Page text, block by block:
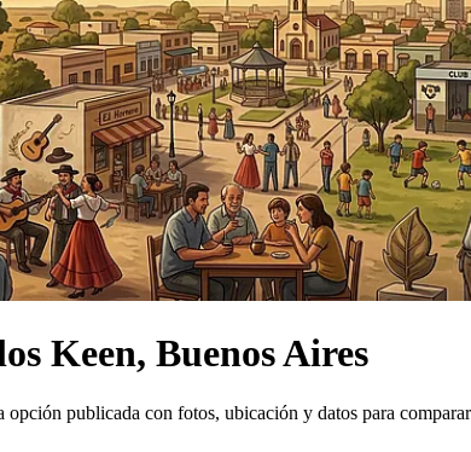
Keen, Buenos Aires
opción publicada con fotos, ubicación y datos para